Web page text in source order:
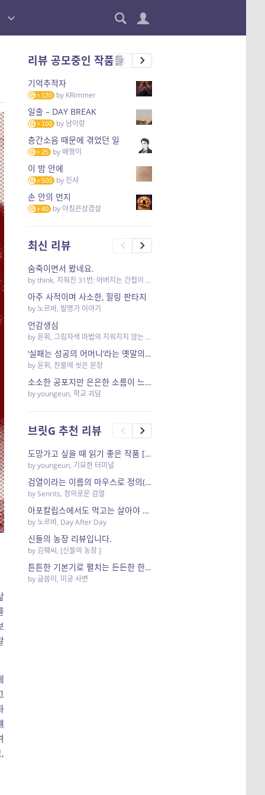
리뷰 공모중인 작품들
기억추적자
120 by KRimmer
일출 – DAY BREAK
100 by 남이랑
층간소음 때문에 겪었던 일
25 by 배짱이
이 밤 안에
500 by 진샤
손 안의 먼지
40 by 아침은삼겹살
최신 리뷰
숨죽이면서 봤네요.
bythink, 지워진 31번: 아버지는 간첩이 아니었다
아주 사적이며 사소한, 힐링 판타지
by노르바, 발명가 이야기
언감생심
by윤휘 , 그림자색 마법의 지워지지 않는 이야기
‘실패는 성공의 어머니’라는 옛말의 AI 버전.
by윤휘 , 찬물에 씻은 문장
소소한 공포지만 은은한 소름이 느껴지는 작품 [학교 괴담]
byyoungeun, 학교 괴담
브릿G 추천 리뷰
도망가고 싶을 때 읽기 좋은 작품 [기묘한 터미널]
byyoungeun, 기묘한 터미널
검열이라는 이름의 마우스로 정의(正義)를 클릭하려면
bySenrits, 정의로운 검열
아포칼립스에서도 먹고는 살아야 하니까
by노르바, Day After Day
신들의 농장 리뷰입니다.
by 김줴씨, [신들의 농장 ]
튼튼한 기본기로 펼치는 든든한 한 끼.
by글씀이 , 미궁 사변